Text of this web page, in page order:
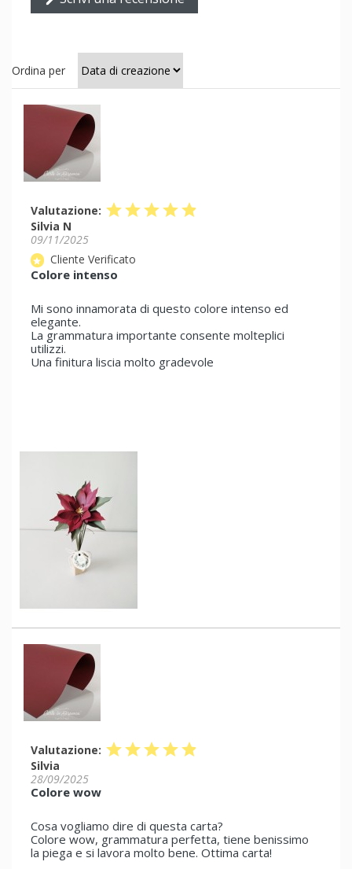
Ordina per
Valutazione: starstarstarstarstar
Silvia N
09/11/2025
star Cliente Verificato
Colore intenso
Mi sono innamorata di questo colore intenso ed
elegante.
La grammatura importante consente molteplici
utilizzi.
Una finitura liscia molto gradevole
Valutazione: starstarstarstarstar
Silvia
28/09/2025
Colore wow
Cosa vogliamo dire di questa carta?
Colore wow, grammatura perfetta, tiene benissimo
la piega e si lavora molto bene. Ottima carta!